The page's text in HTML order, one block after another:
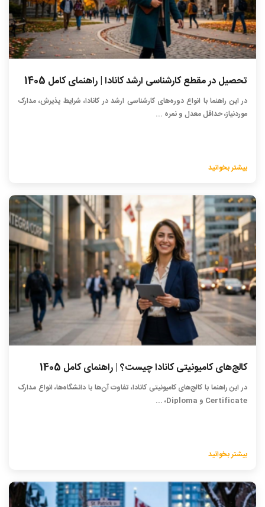
تحصیل در مقطع کارشناسی ارشد کانادا | راهنمای کامل 1405
در این راهنما با انواع دوره‌های کارشناسی ارشد در کانادا، شرایط پذیرش، مدارک
موردنیاز، حداقل معدل و نمره ...
بیشتر بخوانید
کالج‌های کامیونیتی کانادا چیست؟ | راهنمای کامل 1405
در این راهنما با کالج‌های کامیونیتی کانادا، تفاوت آن‌ها با دانشگاه‌ها، انواع مدارک
Certificate و Diploma، ...
بیشتر بخوانید